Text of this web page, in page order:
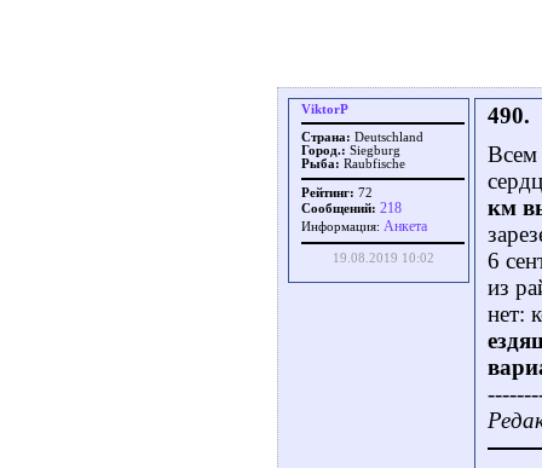
ViktorP
Страна: Deutschland
Город.: Siegburg
Рыба: Raubfische
Рейтинг: 72
Сообщений: 218
Информация: Aнкета
19.08.2019 10:02
490.
Всем
км
6
из
нет: